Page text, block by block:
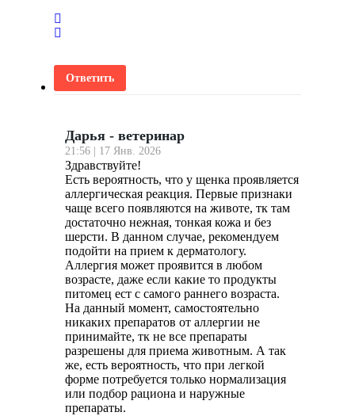
Ответить
Дарья - ветеринар
21:56 | 17 Янв. 2026
Здравствуйте!
Есть вероятность, что у щенка проявляется
аллергическая реакция. Первые признаки
чаще всего появляются на животе, тк там
достаточно нежная, тонкая кожа и без
шерсти. В данном случае, рекомендуем
подойти на прием к дерматологу.
Аллергия может проявится в любом
возрасте, даже если какие то продукты
питомец ест с самого раннего возраста.
На данный момент, самостоятельно
никаких препаратов от аллергии не
принимайте, тк не все препараты
разрешены для приема животным. А так
же, есть вероятность, что при легкой
форме потребуется только нормализация
или подбор рациона и наружные
препараты.